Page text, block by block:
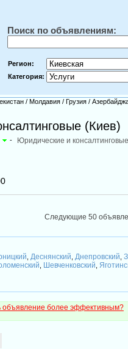
Поиск по объявлениям:
Регион:
Категория:
/ Молдавия / Грузия /
(Киев)
- Юридические и консалтинговые
Следующие 50
Деснянский Днепровский
Шевченковский
объявление более эффективным?